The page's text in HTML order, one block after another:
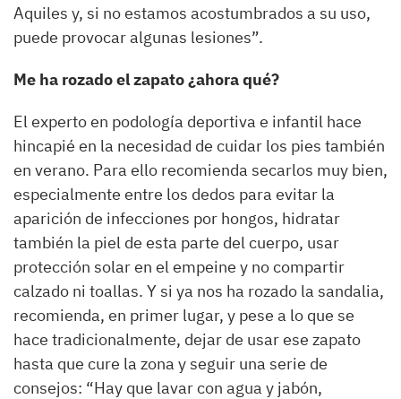
Aquiles y, si no estamos acostumbrados a su uso,
puede provocar algunas lesiones”.
Me ha rozado el zapato ¿ahora qué?
El experto en podología deportiva e infantil hace
hincapié en la necesidad de cuidar los pies también
en verano. Para ello recomienda secarlos muy bien,
especialmente entre los dedos para evitar la
aparición de infecciones por hongos, hidratar
también la piel de esta parte del cuerpo, usar
protección solar en el empeine y no compartir
calzado ni toallas. Y si ya nos ha rozado la sandalia,
recomienda, en primer lugar, y pese a lo que se
hace tradicionalmente, dejar de usar ese zapato
hasta que cure la zona y seguir una serie de
consejos: “Hay que lavar con agua y jabón,